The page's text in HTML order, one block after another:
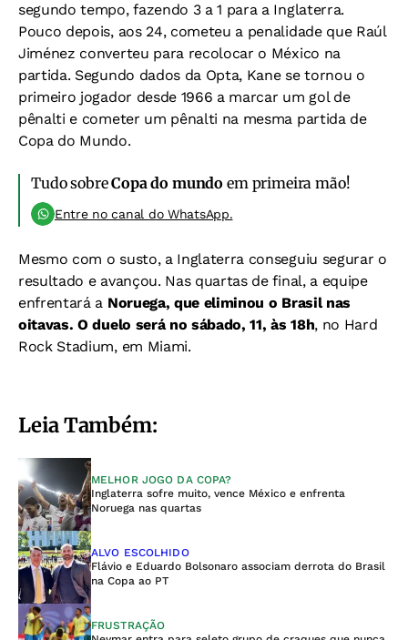
segundo tempo, fazendo 3 a 1 para a Inglaterra.
Pouco depois, aos 24, cometeu a penalidade que Raúl
Jiménez converteu para recolocar o México na
partida. Segundo dados da Opta, Kane se tornou o
primeiro jogador desde 1966 a marcar um gol de
pênalti e cometer um pênalti na mesma partida de
Copa do Mundo.
Tudo sobreCopa do mundo em primeira mão!
Entre no canal do WhatsApp.
Mesmo com o susto, a Inglaterra conseguiu segurar o
resultado e avançou. Nas quartas de final, a equipe
enfrentará a Noruega, que eliminou o Brasil nas
oitavas. O duelo será no sábado, 11, às 18h, no Hard
Rock Stadium, em Miami.
Leia Também:
MELHOR JOGO DA COPA?
Inglaterra sofre muito, vence México e enfrenta
Noruega nas quartas
ALVO ESCOLHIDO
Flávio e Eduardo Bolsonaro associam derrota do Brasil
na Copa ao PT
FRUSTRAÇÃO